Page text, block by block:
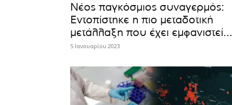
Νέος παγκόσμιος συναγερμός:
Εντοπίστηκε η πιο μεταδοτική
μετάλλαξη που έχει εμφανιστεί...
5 Ιανουαρίου 2023